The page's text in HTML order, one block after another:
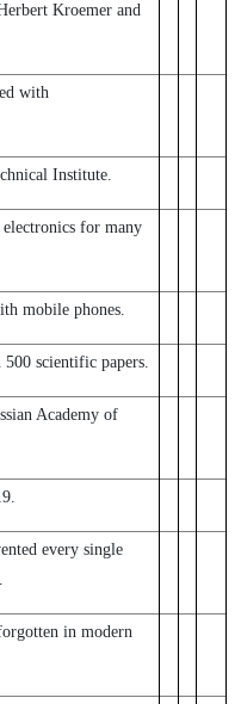
Kroemer and
with
Institute.
for many
mobile phones.
scientific papers.
Academy of
every single
in modern